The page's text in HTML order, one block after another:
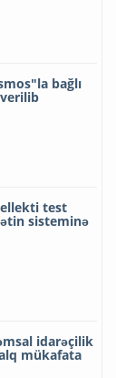
bağlı
test
sisteminə
idarəçilik
mükafata